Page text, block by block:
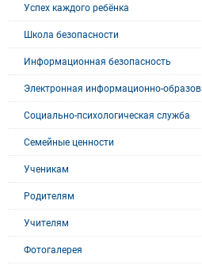
Успех каждого ребёнка
Школа безопасности
Информационная безопасность
Электронная информационно-
Социально-психологическая служба
Семейные ценности
Ученикам
Родителям
Учителям
Фотогалерея